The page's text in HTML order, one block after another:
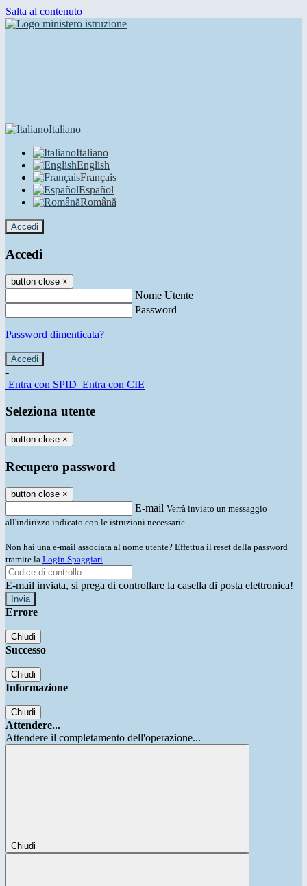
Salta al contenuto
Italiano
Italiano
English
Français
Español
Română
Accedi
Accedi
button close ×
Nome Utente
Password
Password dimenticata?
-
Entra con SPID Entra con CIE
Seleziona utente
button close ×
Recupero password
button close ×
E-mail Verrà inviato un messaggio
all'indirizzo indicato con le istruzioni necessarie.
Non hai una e-mail associata al nome utente? Effettua il reset della password
tramite la Login Spaggiari
E-mail inviata, si prega di controllare la casella di posta elettronica!
Errore
Chiudi
Successo
Chiudi
Informazione
Chiudi
Attendere...
Attendere il completamento dell'operazione...
Chiudi